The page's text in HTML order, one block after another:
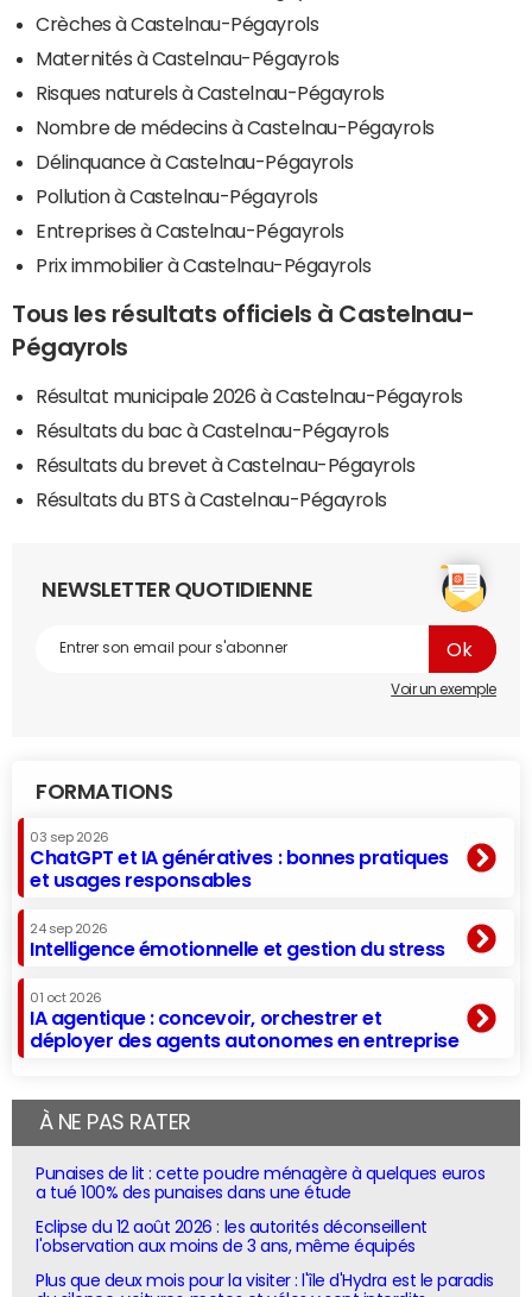
Crèches à Castelnau-Pégayrols
Maternités à Castelnau-Pégayrols
Risques naturels à Castelnau-Pégayrols
Nombre de médecins à Castelnau-Pégayrols
Délinquance à Castelnau-Pégayrols
Pollution à Castelnau-Pégayrols
Entreprises à Castelnau-Pégayrols
Prix immobilier à Castelnau-Pégayrols
Tous les résultats officiels à Castelnau-
Pégayrols
Résultat municipale 2026 à Castelnau-Pégayrols
Résultats du bac à Castelnau-Pégayrols
Résultats du brevet à Castelnau-Pégayrols
Résultats du BTS à Castelnau-Pégayrols
NEWSLETTER QUOTIDIENNE
Voir un exemple
FORMATIONS
03 sep 2026
ChatGPT et IA génératives : bonnes pratiques
et usages responsables
24 sep 2026
Intelligence émotionnelle et gestion du stress
01 oct 2026
IA agentique : concevoir, orchestrer et
déployer des agents autonomes en entreprise
À NE PAS RATER
Punaises de lit : cette poudre ménagère à quelques euros
a tué 100% des punaises dans une étude
Eclipse du 12 août 2026 : les autorités déconseillent
l'observation aux moins de 3 ans, même équipés
Plus que deux mois pour la visiter : l'île d'Hydra est le paradis